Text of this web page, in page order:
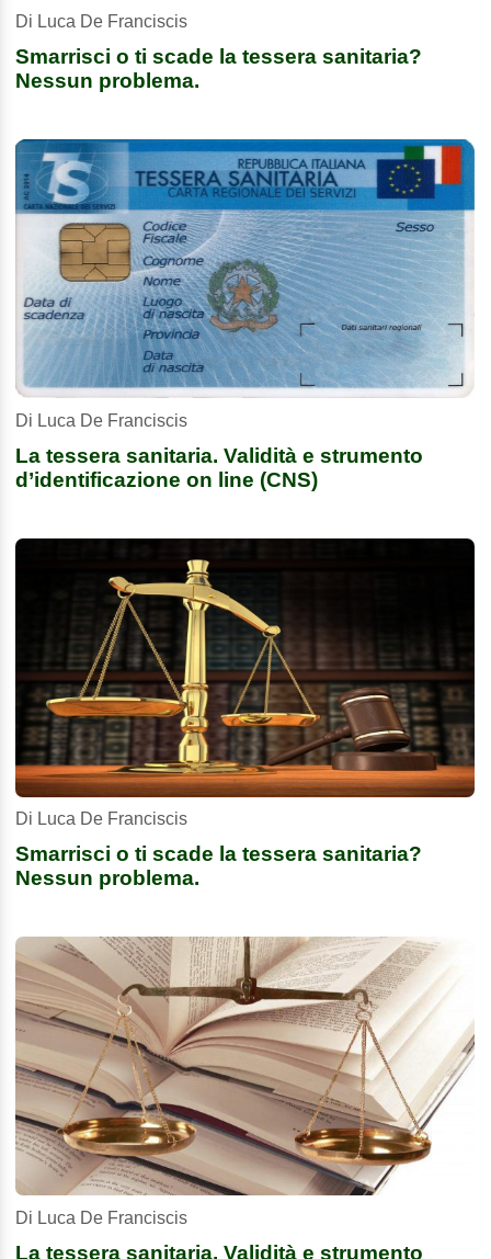
Di Luca De Franciscis
Smarrisci o ti scade la tessera sanitaria?
Nessun problema.
Di Luca De Franciscis
La tessera sanitaria. Validità e strumento
d’identificazione on line (CNS)
Di Luca De Franciscis
Smarrisci o ti scade la tessera sanitaria?
Nessun problema.
Di Luca De Franciscis
La tessera sanitaria. Validità e strumento